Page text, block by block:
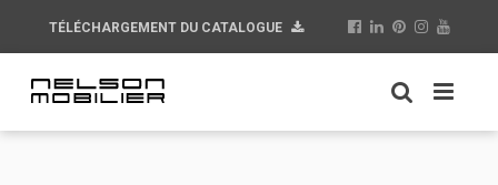
TÉLÉCHARGEMENT DU CATALOGUE